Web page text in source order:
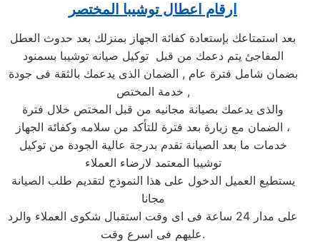
ارقام اعطال توشيبا المختصر
بعد استمتاعك بإستعادة كفائة الجهاز بمنزلك بعد حدوث العطل
المفاجئ يتم دعمك من قبل توكيل صيانه توشيبا بسمنود
بضمان شامل فترة عام , الضمان الذى يدعمك بالثقة فى جودة
خدمة المختص ,
والذى يدعمك بصيانة مجانيه من قبل المختص خلال فترة
الضمان مع زيارة بعد فترة للتأكد من سلامه وكفائة الجهاز ،
خدمات ما بعد الصيانة تقدم بدرجة عالية الجودة من توكيل
توشيبا المعتمد لارضاء العملاء
يستطيع العميل الدخول على هذا النموذج لتقديم طلب الصيانة
مجانا
على مدار 24 ساعة فى اى وقت استقبال شكوى العملاء والرد
عليهم فى اسرع وقت.